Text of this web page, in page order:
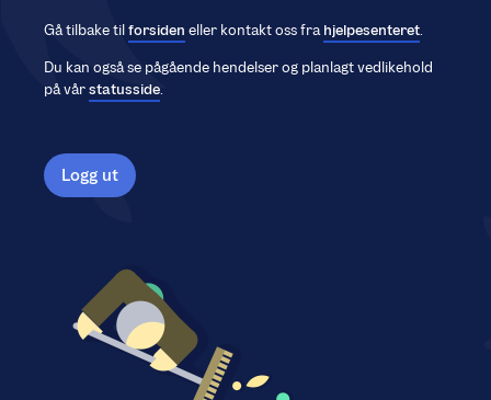
Gå tilbake tilforsiden eller kontakt oss frahjelpesenteret.
Du kan også se pågående hendelser og planlagt vedlikehold
på vårstatusside.
Logg ut